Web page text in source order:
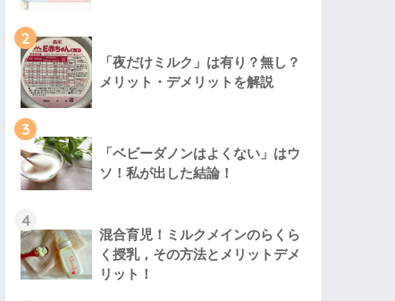
2
「夜だけミルク」は有り？無し？
メリット・デメリットを解説
3
「ベビーダノンはよくない」はウ
ソ！私が出した結論！
4
混合育児！ミルクメインのらくら
く授乳，その方法とメリットデメ
リット！